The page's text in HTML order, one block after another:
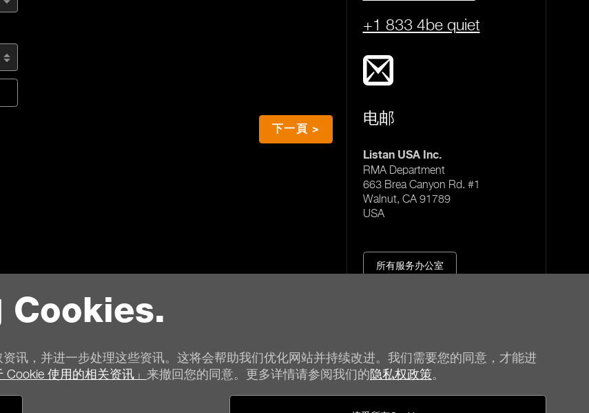
Cookies.
讯，并进一步处理这些资讯。这将会帮助我们优化网站并持续改进。我们需要您的同意，才能进
Cookie 使用的相关资讯」 来撤回您的同意。更多详情请参阅我们的隐私权政策。
下一頁 >
+1 833 4be quiet
电邮
Listan USA Inc.
RMA Department
663 Brea Canyon Rd. #1
Walnut, CA 91789
USA
所有服务办公室
be quiet!社群媒体